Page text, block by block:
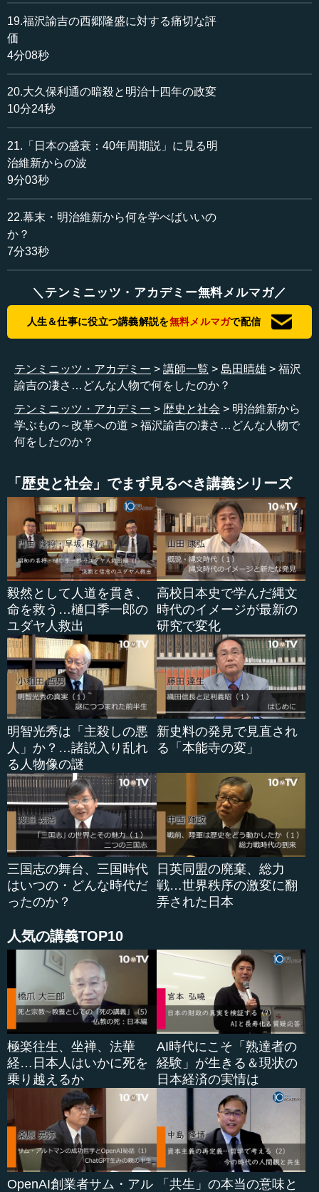
19.福沢諭吉の西郷隆盛に対する痛切な評
価
4分08秒
20.大久保利通の暗殺と明治十四年の政変
10分24秒
21.「日本の盛衰：40年周期説」に見る明
治維新からの波
9分03秒
22.幕末・明治維新から何を学べばいいの
か？
7分33秒
＼テンミニッツ・アカデミー無料メルマガ／
人生＆仕事に役立つ講義解説を無料メルマガで配信
テンミニッツ・アカデミー 講師一覧 島田晴雄
福沢
諭吉の凄さ…どんな人物で何をしたのか？
テンミニッツ・アカデミー
歴史と社会
明治維新から
学ぶもの～改革への道
福沢諭吉の凄さ…どんな人物で
何をしたのか？
「歴史と社会」でまず見るべき講義シリーズ
毅然として人道を貫き、
命を救う…樋口季一郎の
ユダヤ人救出
高校日本史で学んだ縄文
時代のイメージが最新の
研究で変化
明智光秀は「主殺しの悪
人」か？…諸説入り乱れ
る人物像の謎
新史料の発見で見直され
る「本能寺の変」
三国志の舞台、三国時代
はいつの・どんな時代だ
ったのか？
日英同盟の廃棄、総力
戦…世界秩序の激変に翻
弄された日本
人気の講義TOP10
極楽往生、坐禅、法華
経…日本人はいかに死を
乗り越えるか
AI時代にこそ「熟達者の
経験」が生きる＆現状の
日本経済の実情は
OpenAI創業者サム・アル
「共生」の本当の意味と